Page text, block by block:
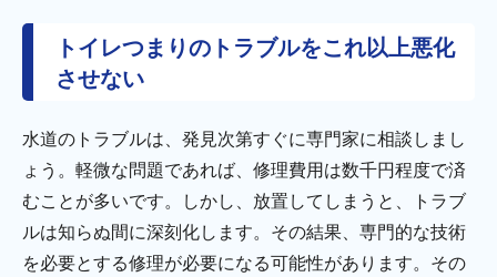
トイレつまりのトラブルをこれ以上悪化
させない
水道のトラブルは、発見次第すぐに専門家に相談しまし
ょう。軽微な問題であれば、修理費用は数千円程度で済
むことが多いです。しかし、放置してしまうと、トラブ
ルは知らぬ間に深刻化します。その結果、専門的な技術
を必要とする修理が必要になる可能性があります。その